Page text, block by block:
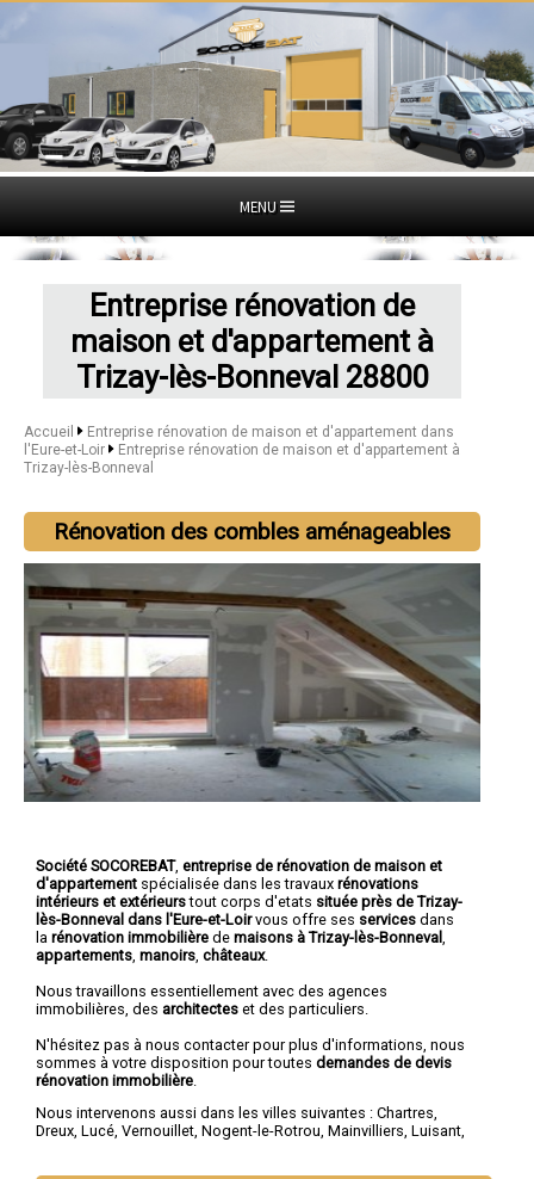
MENU
Entreprise rénovation de
maison et d'appartement à
Trizay-lès-Bonneval 28800
Accueil
Entreprise rénovation de maison et d'appartement dans
l'Eure-et-Loir
Entreprise rénovation de maison et d'appartement à
Trizay-lès-Bonneval
Rénovation des combles aménageables
Société SOCOREBAT, entreprise de rénovation de maison et
d'appartement spécialisée dans les travaux rénovations
intérieurs et extérieurstout corps d'etats située près de Trizay-
lès-Bonneval dans l'Eure-et-Loirvous offre ses services dans
la rénovation immobilière de maisons à Trizay-lès-Bonneval
appartements manoirs châteaux.
Nous travaillons essentiellement avec des agences
immobilières, des architectes et des particuliers.
N'hésitez pas à nous contacter pour plus d'informations, nous
sommes à votre disposition pour toutes demandes de devis
rénovation immobilière
Nous intervenons aussi dans les villes suivantes : Chartres,
Dreux, Lucé, Vernouillet, Nogent-le-Rotrou, Mainvilliers, Luisant,